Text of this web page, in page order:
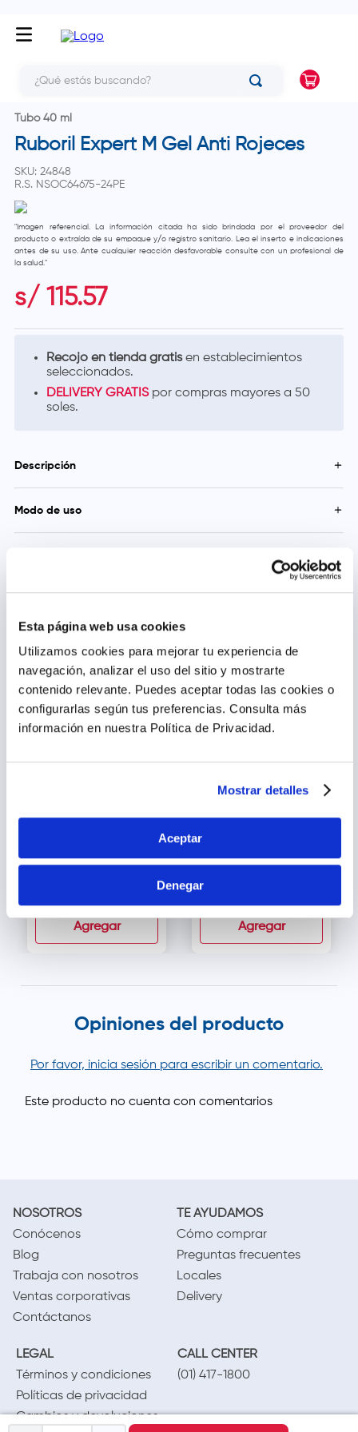
Esta página web usa cookies
Utilizamos cookies para mejorar tu experiencia de
navegación, analizar el uso del sitio y mostrarte
contenido relevante. Puedes aceptar todas las cookies o
configurarlas según tus preferencias. Consulta más
información en nuestra Política de Privacidad.
Mostrar detalles
Aceptar
Denegar
Tubo 40 ml
Ruboril Expert M Gel Anti Rojeces
SKU: 24848
R.S. NSOC64675-24PE
"Imagen referencial. La información citada ha sido brindada por el proveedor del
producto o extraída de su empaque y/o registro sanitario. Lea el inserto e indicaciones
antes de su uso. Ante cualquier reacción desfavorable consulte con un profesional de
la salud."
s/ 115.57
Recojo en tienda gratisen establecimientos
seleccionados.
DELIVERY GRATISpor compras mayores a 50
soles.
Descripción
Ruboril Expert M gel-crema, combate los enrojecimientos
Brindan alivio y mejoran la microcirculación cutánea.
Modo de uso
Mantener fuera del alcance de los niños. Si detecta alguna
producto o consultar con un profesional de la salud.
Productos relacionados
Anti Rojeces - Tubo 40
Agregar
Amp Crema Facial -
Agregar
Opiniones del producto
Por favor, inicia sesión para escribir un comentario.
NOSOTROS
Conócenos
Blog
Trabaja con nosotros
Ventas corporativas
Contáctanos
TE AYUDAMOS
Cómo comprar
Preguntas frecuentes
Locales
Delivery
LEGAL
Términos y condiciones
Políticas de privacidad
Cambios y devoluciones
CALL CENTER
(01) 417-1800